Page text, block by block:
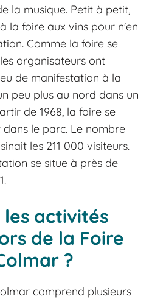
la musique. Petit à petit,
la foire aux vins pour n'en
Comme la foire se
organisateurs ont
de manifestation à la
peu plus au nord dans un
de 1968, la foire se
le parc. Le nombre
les 211 000 visiteurs.
se situe à près de
les activités
de la Foire
?
comprend plusieurs